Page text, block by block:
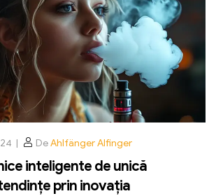
DeAhlfänger Alfinger
inteligente de unică
prin inovația